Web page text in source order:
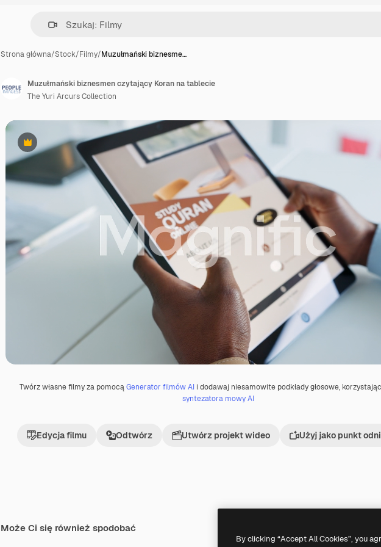
Strona główna/Stock/Filmy/Muzułmański biznesme…
Premium
Twórz własne filmy za pomocąGenerator filmów AIi dodawaj niesamowite podkłady głosowe,
syntezatora mowy AI
Edycja filmu Odtwórz Utwórz projekt wideo Użyj jako punkt
Muzułmański biznesmen czytający Koran na tablecie
The Yuri Arcurs Collection
Może Ci się również spodobać
By clicking “Accept All Cookies”, you